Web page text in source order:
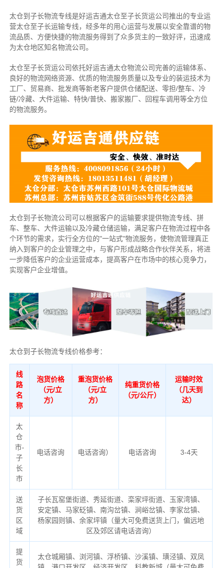
太仓到子长物流专线是好运吉通太仓至子长货运公司推出的专业运
营太仓至子长运输专线，经多年的用心运营与发展以安全靠谱的物
流品质、方便快捷的物流服务得到了众多货主的一致好评，迅速成
为太仓地区知名物流公司。
太仓至子长货运公司依托好运吉通太仓物流公司完善的运输体系、
良好的物流网络资源、优质的物流服务质量以及专业的装运技术为
工厂、贸易商、批发商等新老客户提供仓储配送、零担/整车、冷
链/冷藏、大件运输、特快/普快、搬家搬厂、回程车调用等全方位
的物流服务。
太仓到子长物流公司可以根据客户的运输要求提供物流专线、拼
车、整车、大件运输以及冷藏仓储运输，满足客户在物流过程中各
个环节的需求，实行全方位的"一站式"物流服务，使物流管理真正
纳入到客户的企业管理之中，与客户形成战略合作伙伴关系，将进
一步降低客户的企业运营成本，提高客户在市场中的核心竞争力，
实现客户企业增值。
太仓到子长物流专线价格参考：
线
路
名
称
泡货价格
（元/立
方）
重泡货价格
（元/立
方）
纯重货价格
（元/公斤）
运输时效
（几天到
达）
太
仓
市-
子
长
市
电话咨询 电话咨询） 电话咨询 3-4天
送
货
区
域
子长瓦窑堡街道、秀延街道、栾家坪街道、玉家湾镇、
安定镇、马家砭镇、南沟岔镇、涧峪岔镇、李家岔镇、
杨家园则镇、余家坪镇（量大可免费送货上门，偏远地
区及郊区请电话咨询）
提
货
太仓城厢镇、浏河镇、浮桥镇、沙溪镇、璜泾镇、双凤